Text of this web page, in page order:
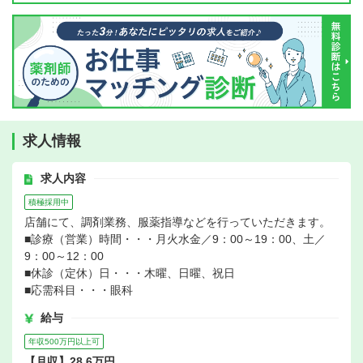
求人情報
求人内容
積極採用中
店舗にて、調剤業務、服薬指導などを行っていただきます。
■診療（営業）時間・・・月火水金／9：00～19：00、土／
9：00～12：00
■休診（定休）日・・・木曜、日曜、祝日
■応需科目・・・眼科
給与
年収500万円以上可